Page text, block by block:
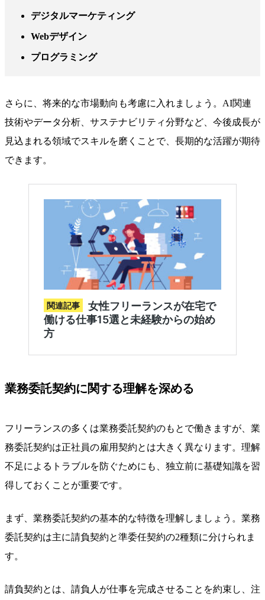
デジタルマーケティング
Webデザイン
プログラミング
さらに、将来的な市場動向も考慮に入れましょう。AI関連
技術やデータ分析、サステナビリティ分野など、今後成長が
見込まれる領域でスキルを磨くことで、長期的な活躍が期待
できます。
業務委託契約に関する理解を深める
フリーランスの多くは業務委託契約のもとで働きますが、業
務委託契約は正社員の雇用契約とは大きく異なります。理解
不足によるトラブルを防ぐためにも、独立前に基礎知識を習
得しておくことが重要です。
まず、業務委託契約の基本的な特徴を理解しましょう。業務
委託契約は主に請負契約と準委任契約の2種類に分けられま
す。
請負契約とは、請負人が仕事を完成させることを約束し、注